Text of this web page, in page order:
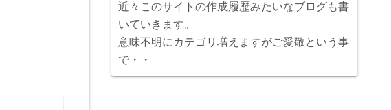
近々このサイトの作成履歴みたいなブログも書
いていきます。
意味不明にカテゴリ増えますがご愛敬という事
で・・